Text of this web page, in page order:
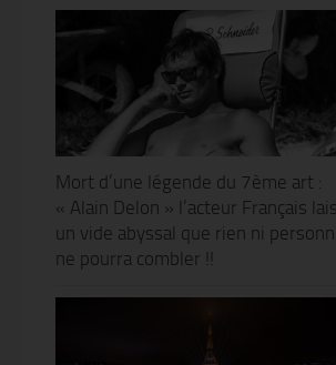
Mort d’une légende du 7ème art :
« Alain Delon » l’acteur Français
un vide abyssal que rien ni
ne pourra combler !!